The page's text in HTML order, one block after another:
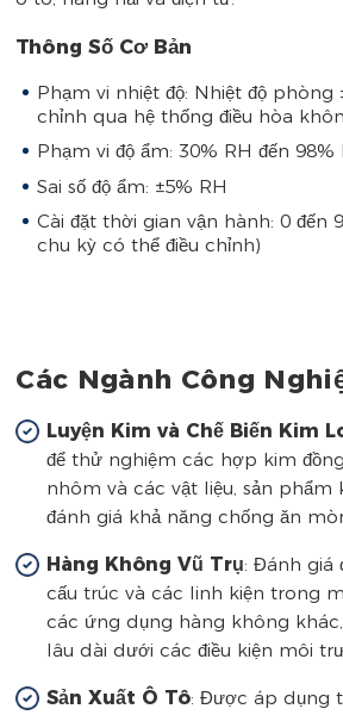
Thông Số Cơ Bản
Phạm vi nhiệt độ: Nhiệt độ phòng
chỉnh qua hệ thống điều hòa
Phạm vi độ ẩm: 30% RH đến 98%
Sai số độ ẩm: ±5% RH
Cài đặt thời gian vận hành: 0 đến
chu kỳ có thể điều chỉnh)
Các Ngành Công
Luyện Kim và Chế Biến Kim
để thử nghiệm các hợp kim
nhôm và các vật liệu, sản phẩm
đánh giá khả năng chống ăn
Hàng Không Vũ Trụ: Đánh giá
cấu trúc và các linh kiện trong
các ứng dụng hàng không
lâu dài dưới các điều kiện môi
Sản Xuất Ô Tô: Được áp dụng